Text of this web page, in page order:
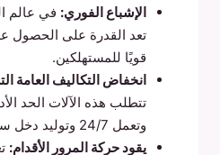
الإشباع الفوري: في عالم
تعد القدرة على الحصول
قويًا للمستهلكين.
انخفاض التكاليف العامة
تتطلب هذه الآلات الحد
وتعمل 24/7 وتوليد دخل سلبي.
يقود حركة المرور الأقدام: